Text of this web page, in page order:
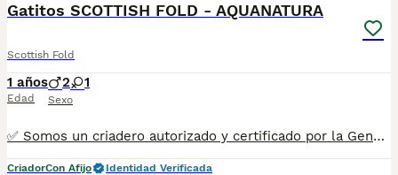
Gatitos SCOTTISH FOLD - AQUANATURA
Scottish Fold
1 años
Edad
2 1
Sexo
✅ Somos un criadero autorizado y certificado por la Generalitat de Catalunya. ☎️ ****** 📱 ****** 💻 www.aquanatura.es 🚙 Hacemos envíos 📌 Calle Roger de Flor 45, muy cerca del Arc de Triomf de Barcelona, de Lunes a Sábados, desde las 10h hasta las 21:00h. Se entregan con la mayoría de sus vacunas, desparasitados interna y externamente, con microchip y su registro, cartilla sanitaria y contrato de garantías, bajo la supervisión de nuestro equipo veterinario.
CriadorCon Afijo
Identidad Verificada